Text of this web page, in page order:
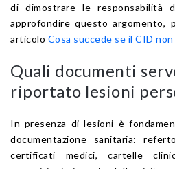
di dimostrare le responsabilità
approfondire questo argomento,
articolo Cosa succede se il CID
Quali documenti
riportato lesioni
In presenza di lesioni è
documentazione sanitaria:
certificati medici, cartelle